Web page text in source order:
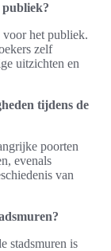
voor het publiek.
zelf
uitzichten en
tijdens de
poorten
evenals
van
stadsmuren is